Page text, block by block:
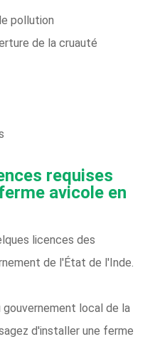
pollution
de la cruauté
requises
avicole en
licences des
de l'État de l'Inde.
local de la
d'installer une ferme